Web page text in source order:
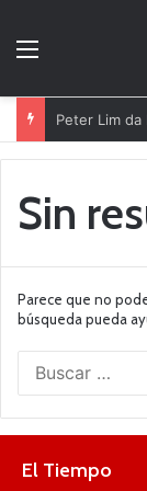
Peter Lim
Sin
Parece que no
búsqueda pueda
El Tiempo